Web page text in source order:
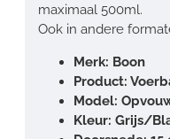
maximaal 500ml.
Ook in andere
Merk: Boon
Product:
Model:
Kleur: Grijs/